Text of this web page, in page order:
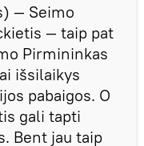
— Seimo
— taip pat
Pirmininkas
išsilaikys
pabaigos. O
gali tapti
Bent jau taip